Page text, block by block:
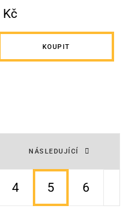
Kč
KOUPIT
NÁSLEDUJÍCÍ
4 5 6